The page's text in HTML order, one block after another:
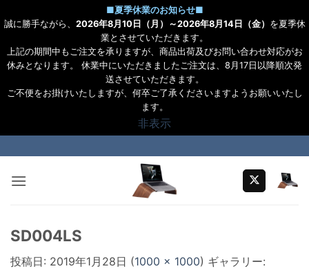
■夏季休業のお知らせ■
誠に勝手ながら、 2026年8月10日（月）～2026年8月14日（金） を夏季休
業とさせていただきます。
上記の期間中もご注文を承りますが、商品出荷及びお問い合わせ対応がお
休みとなります。 休業中にいただきましたご注文は、8月17日以降順次発
送させていただきます。
ご不便をお掛けいたしますが、何卒ご了承くださいますようお願いいたし
ます。
非表示
to
content
SD004LS
投稿日: 2019年1月28日 (1000 × 1000) ギャラリー: